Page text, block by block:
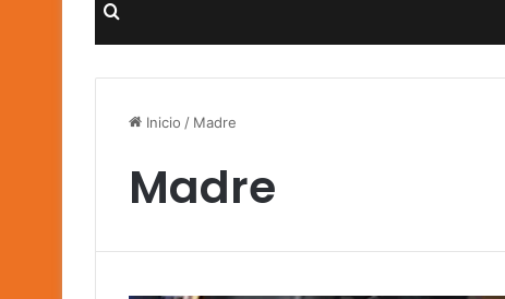
Buscar por
Inicio / Madre
Madre